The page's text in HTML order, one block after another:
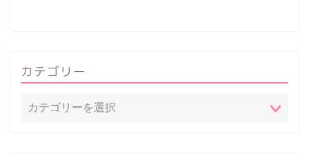
カテゴリー